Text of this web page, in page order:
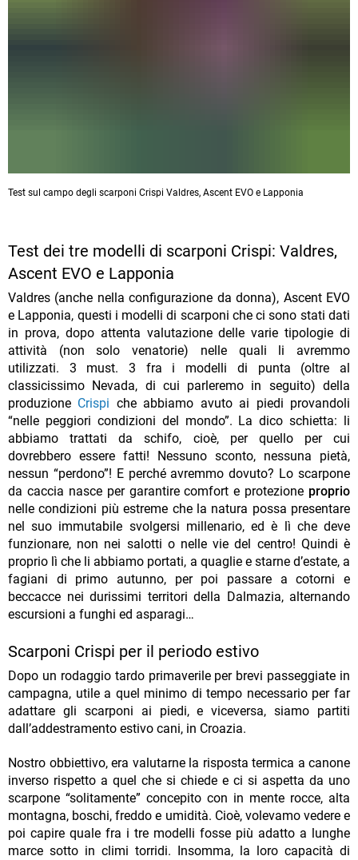
Test sul campo degli scarponi Crispi Valdres, Ascent EVO e Lapponia
Test dei tre modelli di scarponi Crispi: Valdres,
Ascent EVO e Lapponia
Valdres (anche nella configurazione da donna), Ascent EVO
e Lapponia, questi i modelli di scarponi che ci sono stati dati
in prova, dopo attenta valutazione delle varie tipologie di
attività (non solo venatorie) nelle quali li avremmo
utilizzati. 3 must. 3 fra i modelli di punta (oltre al
classicissimo Nevada, di cui parleremo in seguito) della
produzione Crispi che abbiamo avuto ai piedi provandoli
“nelle peggiori condizioni del mondo”. La dico schietta: li
abbiamo trattati da schifo, cioè, per quello per cui
dovrebbero essere fatti! Nessuno sconto, nessuna pietà,
nessun “perdono”! E perché avremmo dovuto? Lo scarpone
da caccia nasce per garantire comfort e protezione proprio
nelle condizioni più estreme che la natura possa presentare
nel suo immutabile svolgersi millenario, ed è lì che deve
funzionare, non nei salotti o nelle vie del centro! Quindi è
proprio lì che li abbiamo portati, a quaglie e starne d’estate, a
fagiani di primo autunno, per poi passare a cotorni e
beccacce nei durissimi territori della Dalmazia, alternando
escursioni a funghi ed asparagi…
Scarponi Crispi per il periodo estivo
Dopo un rodaggio tardo primaverile per brevi passeggiate in
campagna, utile a quel minimo di tempo necessario per far
adattare gli scarponi ai piedi, e viceversa, siamo partiti
dall’addestramento estivo cani, in Croazia.
Nostro obbiettivo, era valutarne la risposta termica a canone
inverso rispetto a quel che si chiede e ci si aspetta da uno
scarpone “solitamente” concepito con in mente rocce, alta
montagna, boschi, freddo e umidità. Cioè, volevamo vedere e
poi capire quale fra i tre modelli fosse più adatto a lunghe
marce sotto in climi torridi. Insomma, la loro capacità di